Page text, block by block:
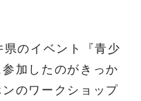
のイベント『青少
加したのがきっか
のワークショップ